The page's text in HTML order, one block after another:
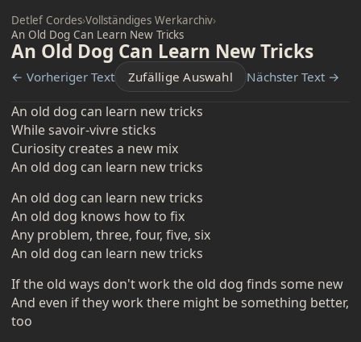
Detlef Cordes›Vollständiges Werkarchiv›
An Old Dog Can Learn New Tricks
An Old Dog Can Learn New Tricks
← Vorheriger Text Zufällige Auswahl Nächster Text →
An old dog can learn new tricks
While savoir-vivre sticks
Curiosity creates a new mix
An old dog can learn new tricks
An old dog can learn new tricks
An old dog knows how to fix
Any problem, three, four, five, six
An old dog can learn new tricks
If the old ways don't work the old dog finds some new
And even if they work there might be something better,
too